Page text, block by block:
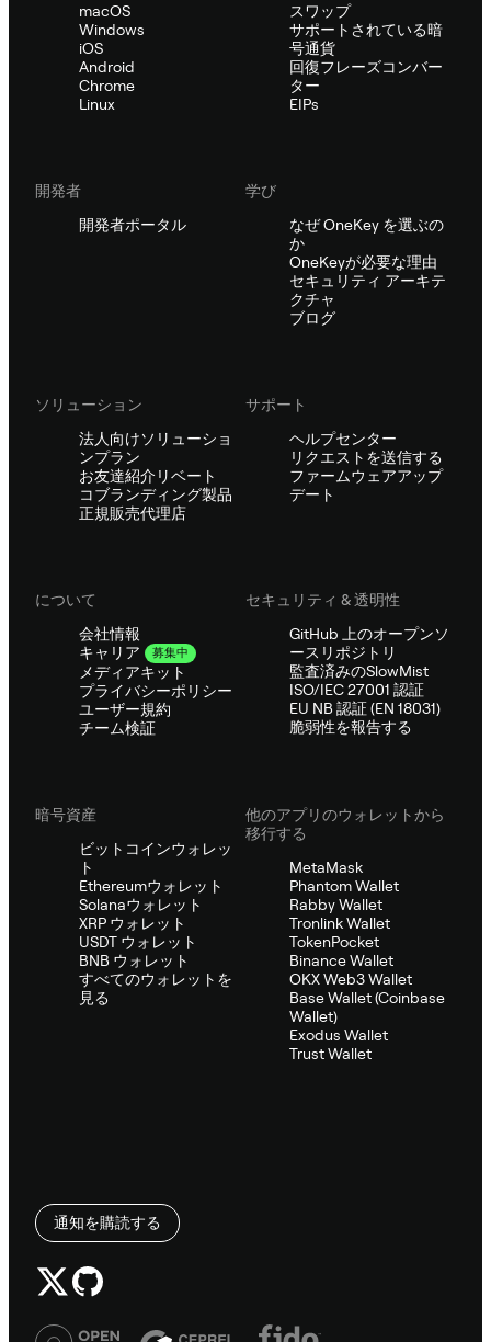
macOS
Windows
iOS
Android
Chrome
Linux
スワップ
サポートされている暗
号通貨
回復フレーズコンバー
ター
EIPs
開発者
開発者ポータル
学び
なぜ OneKey を選ぶの
か
OneKeyが必要な理由
セキュリティ アーキテ
クチャ
ブログ
ソリューション
法人向けソリューショ
ンプラン
お友達紹介リベート
コブランディング製品
正規販売代理店
サポート
ヘルプセンター
リクエストを送信する
ファームウェアアップ
デート
について
会社情報
キャリア
募集中
メディアキット
プライバシーポリシー
ユーザー規約
チーム検証
セキュリティ & 透明性
GitHub 上のオープンソ
ースリポジトリ
監査済みのSlowMist
ISO/IEC 27001 認証
EU NB 認証 (EN 18031)
脆弱性を報告する
暗号資産
ビットコインウォレッ
ト
Ethereumウォレット
Solanaウォレット
XRP ウォレット
USDT ウォレット
BNB ウォレット
すべてのウォレットを
見る
他のアプリのウォレットから
移行する
MetaMask
Phantom Wallet
Rabby Wallet
Tronlink Wallet
TokenPocket
Binance Wallet
OKX Web3 Wallet
Base Wallet (Coinbase
Wallet)
Exodus Wallet
Trust Wallet
通知を購読する